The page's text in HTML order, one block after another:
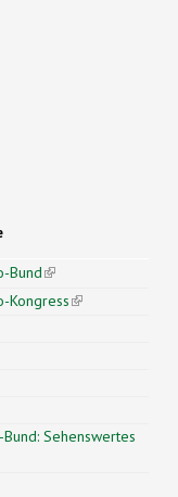
is external)
Bund(link is
external)
Kongress(link is
external)
external)
Sehenswertes